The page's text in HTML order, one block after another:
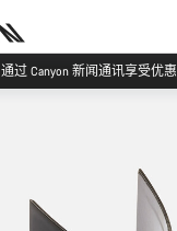
通过 Canyon 新闻通讯享受优惠